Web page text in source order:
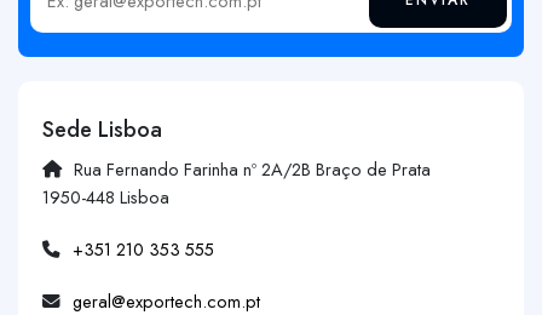
Insira o seu email
Sede Lisboa
Rua Fernando Farinha nº 2A/2B Braço de Prata
1950-448 Lisboa
+351 210 353 555
geral@exportech.com.pt